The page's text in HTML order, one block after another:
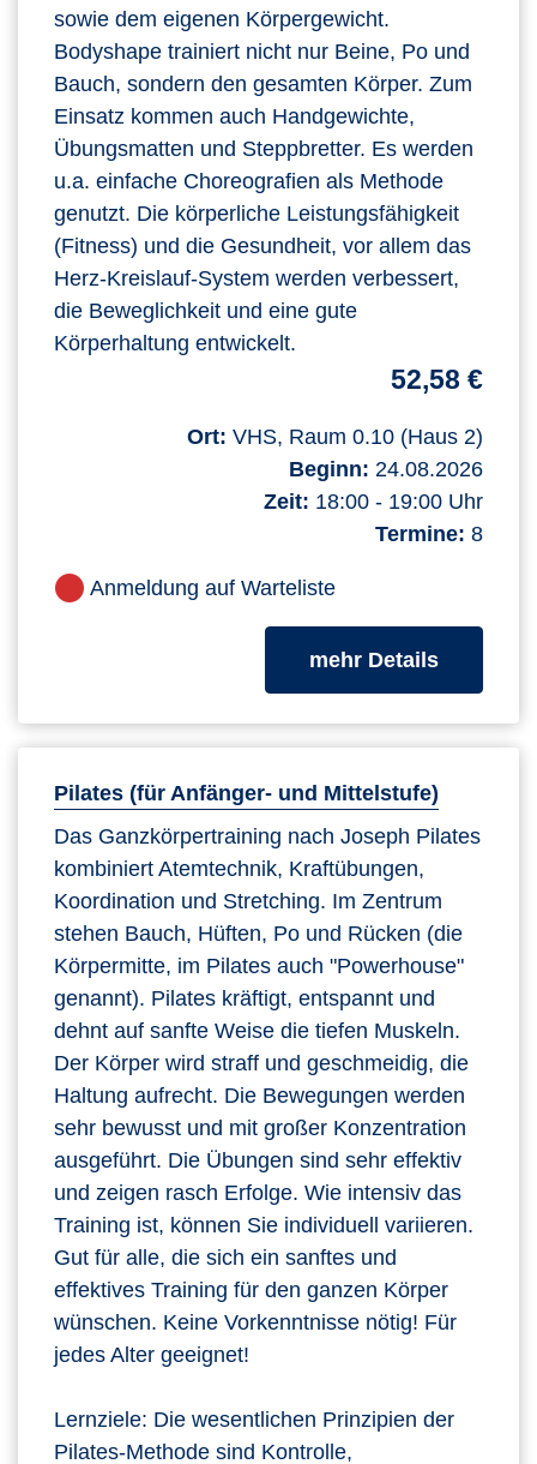
sowie dem eigenen Körpergewicht.
Bodyshape trainiert nicht nur Beine, Po und
Bauch, sondern den gesamten Körper. Zum
Einsatz kommen auch Handgewichte,
Übungsmatten und Steppbretter. Es werden
u.a. einfache Choreografien als Methode
genutzt. Die körperliche Leistungsfähigkeit
(Fitness) und die Gesundheit, vor allem das
Herz-Kreislauf-System werden verbessert,
die Beweglichkeit und eine gute
Körperhaltung entwickelt.
52,58 €
Ort: VHS, Raum 0.10 (Haus 2)
Beginn: 24.08.2026
Zeit: 18:00 - 19:00 Uhr
Termine: 8
Anmeldung auf Warteliste
mehr Detailszum
Pilates (für Anfänger- und Mittelstufe)
Das Ganzkörpertraining nach Joseph Pilates
kombiniert Atemtechnik, Kraftübungen,
Koordination und Stretching. Im Zentrum
stehen Bauch, Hüften, Po und Rücken (die
Körpermitte, im Pilates auch "Powerhouse"
genannt). Pilates kräftigt, entspannt und
dehnt auf sanfte Weise die tiefen Muskeln.
Der Körper wird straff und geschmeidig, die
Haltung aufrecht. Die Bewegungen werden
sehr bewusst und mit großer Konzentration
ausgeführt. Die Übungen sind sehr effektiv
und zeigen rasch Erfolge. Wie intensiv das
Training ist, können Sie individuell variieren.
Gut für alle, die sich ein sanftes und
effektives Training für den ganzen Körper
wünschen. Keine Vorkenntnisse nötig! Für
jedes Alter geeignet!
Lernziele: Die wesentlichen Prinzipien der
Pilates-Methode sind Kontrolle,